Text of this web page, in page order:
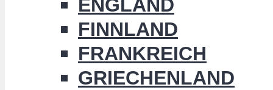
ENGLAND
FINNLAND
FRANKREICH
GRIECHENLAND